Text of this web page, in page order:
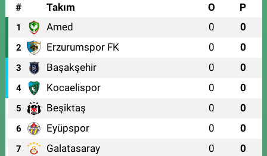
#
Takım O P
1 Amed 0 0
2 Erzurumspor FK 0 0
3 Başakşehir 0 0
4 Kocaelispor 0 0
5 Beşiktaş 0 0
6 Eyüpspor 0 0
7 Galatasaray 0 0